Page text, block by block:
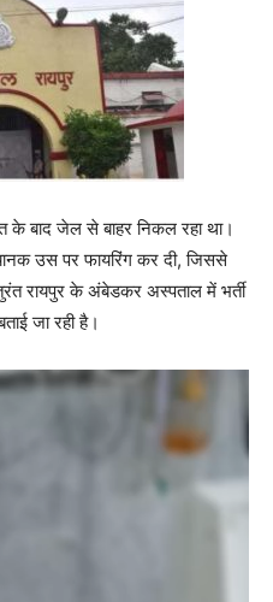
बाद जेल से बाहर निकल रहा था।
उस पर फायरिंग कर दी, जिससे
रायपुर के अंबेडकर अस्पताल में भर्ती
जा रही है।